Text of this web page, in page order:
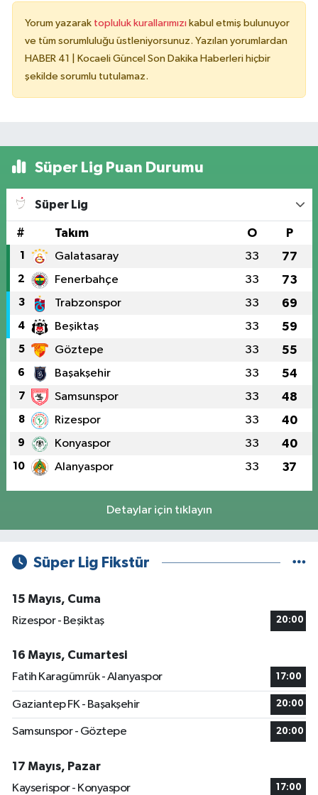
Yorum yazarak topluluk kurallarımızı kabul etmiş bulunuyor
ve tüm sorumluluğu üstleniyorsunuz. Yazılan yorumlardan
HABER 41 | Kocaeli Güncel Son Dakika Haberleri hiçbir
şekilde sorumlu tutulamaz.
Süper Lig Puan Durumu
Süper Lig
# Takım O P
1 Galatasaray 33 77
2 Fenerbahçe 33 73
3 Trabzonspor 33 69
4 Beşiktaş 33 59
5 Göztepe 33 55
6 Başakşehir 33 54
7 Samsunspor 33 48
8 Rizespor 33 40
9 Konyaspor 33 40
10 Alanyaspor 33 37
Detaylar için tıklayın
Süper Lig Fikstür
15 Mayıs, Cuma
Rizespor - Beşiktaş
20:00
16 Mayıs, Cumartesi
Fatih Karagümrük - Alanyaspor
17:00
Gaziantep FK - Başakşehir 20:00
Samsunspor - Göztepe 20:00
17 Mayıs, Pazar
Kayserispor - Konyaspor
17:00